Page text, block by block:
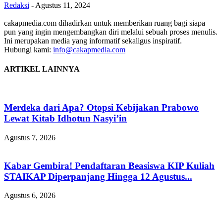
Redaksi - Agustus 11, 2024
cakapmedia.com dihadirkan untuk memberikan ruang bagi siapa
pun yang ingin mengembangkan diri melalui sebuah proses menulis.
Ini merupakan media yang informatif sekaligus inspiratif.
Hubungi kami: info@cakapmedia.com
ARTIKEL LAINNYA
Merdeka dari Apa? Otopsi Kebijakan Prabowo
Lewat Kitab Idhotun Nasyi’in
Agustus 7, 2026
Kabar Gembira! Pendaftaran Beasiswa KIP Kuliah
STAIKAP Diperpanjang Hingga 12 Agustus...
Agustus 6, 2026